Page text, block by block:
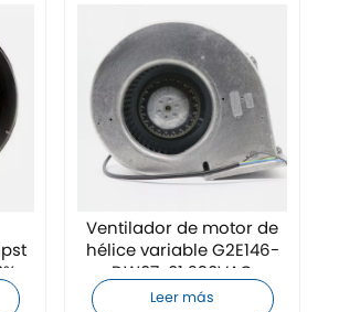
Ventilador de motor de
hélice variable G2E146-
DW07-01 230VAC
Leer más